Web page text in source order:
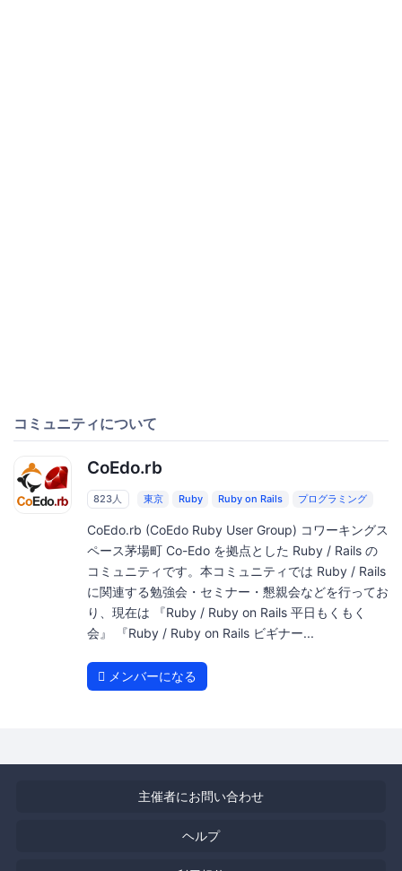
コミュニティについて
CoEdo.rb
823人 東京 Ruby Ruby on Rails プログラミング
CoEdo.rb (CoEdo Ruby User Group) コワーキングス
ペース茅場町 Co-Edo を拠点とした Ruby / Rails の
コミュニティです。本コミュニティでは Ruby / Rails
に関連する勉強会・セミナー・懇親会などを行ってお
り、現在は 『Ruby / Ruby on Rails 平日もくもく
会』 『Ruby / Ruby on Rails ビギナー...
メンバーになる
主催者にお問い合わせ
ヘルプ